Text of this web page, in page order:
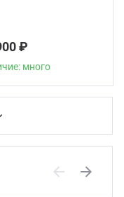
₽
много